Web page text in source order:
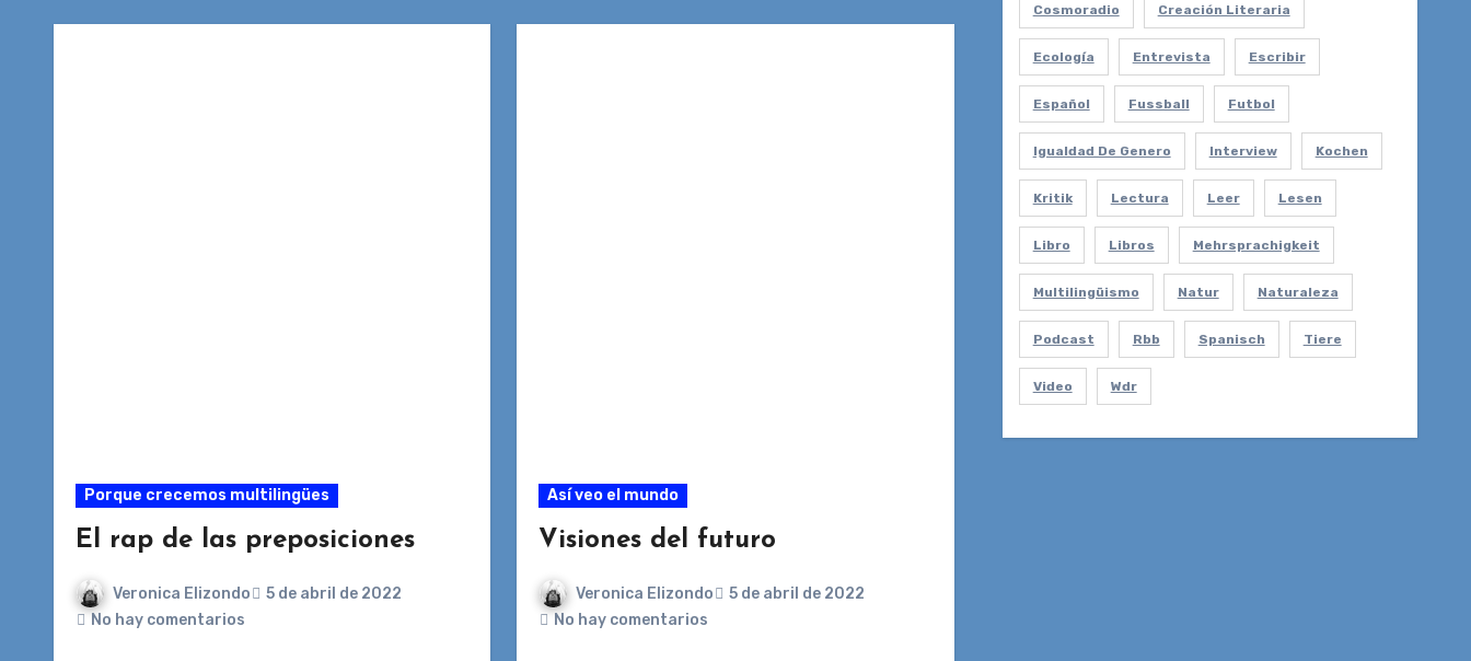
Porque crecemos multilingües
El rap de las preposiciones
Veronica Elizondo
5 de abril de 2022
No hay comentarios
Así veo el mundo
Visiones del futuro
Veronica Elizondo
5 de abril de 2022
No hay comentarios
Cosmoradio Creación Literaria
Ecología Entrevista Escribir
Español Fussball Futbol
Igualdad De Genero Interview Kochen
Kritik Lectura Leer Lesen
Libro Libros Mehrsprachigkeit
Multilingüismo Natur Naturaleza
Podcast Rbb Spanisch Tiere
Video Wdr